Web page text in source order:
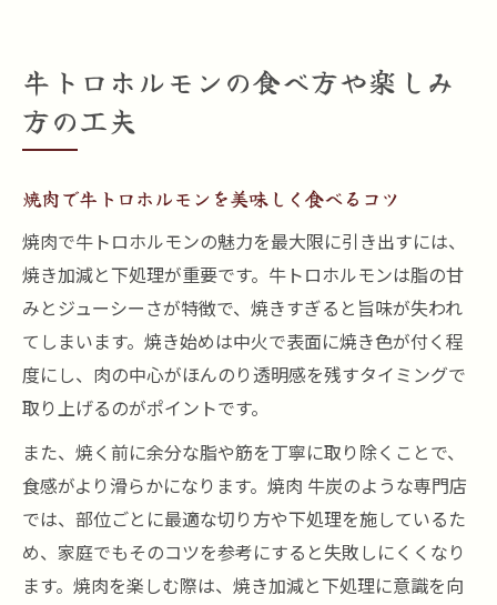
牛トロホルモンの食べ方や楽しみ
方の工夫
焼肉で牛トロホルモンを美味しく食べるコツ
焼肉で牛トロホルモンの魅力を最大限に引き出すには、
焼き加減と下処理が重要です。牛トロホルモンは脂の甘
みとジューシーさが特徴で、焼きすぎると旨味が失われ
てしまいます。焼き始めは中火で表面に焼き色が付く程
度にし、肉の中心がほんのり透明感を残すタイミングで
取り上げるのがポイントです。
また、焼く前に余分な脂や筋を丁寧に取り除くことで、
食感がより滑らかになります。焼肉 牛炭のような専門店
では、部位ごとに最適な切り方や下処理を施しているた
め、家庭でもそのコツを参考にすると失敗しにくくなり
ます。焼肉を楽しむ際は、焼き加減と下処理に意識を向